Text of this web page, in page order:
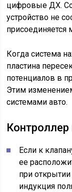
цифровые ДХ.
устройство не
присоединяется
Когда система
пластина
потенциалов в
Этим
системами авто.
Если к
ее
при
индукция